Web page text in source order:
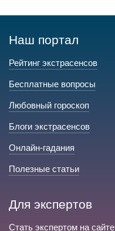
Наш портал
Рейтинг экстрасенсов
Бесплатные вопросы
Любовный гороскоп
Блоги экстрасенсов
Онлайн-гадания
Полезные статьи
Для экспертов
Стать экспертом на сайте